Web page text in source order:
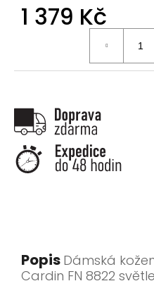
1 379 Kč
Popis Dámská
Cardin FN 8822